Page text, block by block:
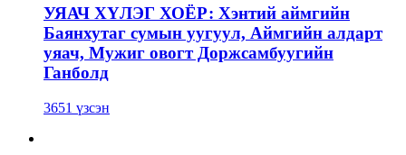
УЯАЧ ХҮЛЭГ ХОЁР: Хэнтий аймгийн
Баянхутаг сумын уугуул, Аймгийн алдарт
уяач, Мужиг овогт Доржсамбуугийн
Ганболд
3651 үзсэн